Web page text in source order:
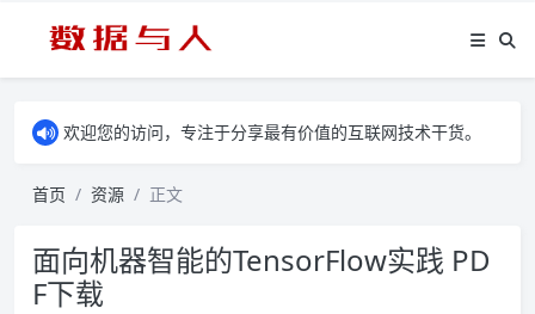
欢迎您的访问，专注于分享最有价值的互联网技术干货。
首页 资源 正文
面向机器智能的TensorFlow实践 PD
F下载